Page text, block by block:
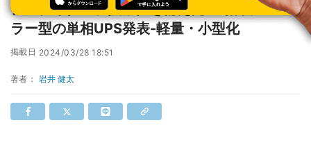
シュナイダー、拡張性を備えたLiB搭載モジュ
ラー型の単相UPS発表-軽量・小型化
掲載日 2024/03/28 18:51
著者： 岩井 健太